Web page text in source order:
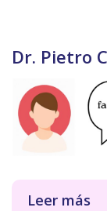
Dr. Pietro
Leer más